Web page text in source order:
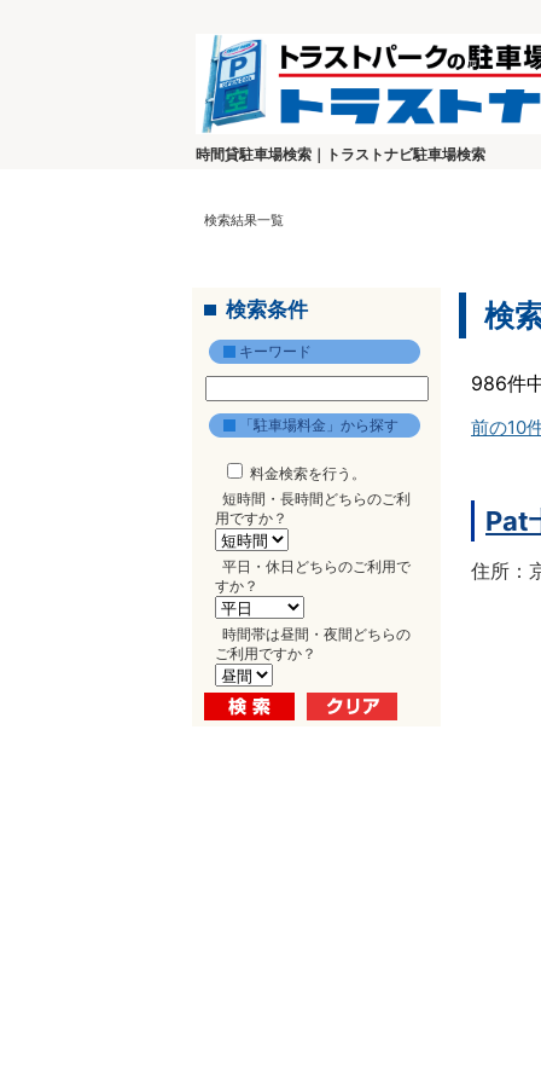
時間貸駐車場検索｜トラストナビ駐車場検索
検索結果一覧
検索条件
キーワード
「駐車場料金」から探す
料金検索を行う。
短時間・長時間どちらのご利
用ですか？
平日・休日どちらのご利用で
すか？
時間帯は昼間・夜間どちらの
ご利用ですか？
検
986件
前の10
Pat
住所：